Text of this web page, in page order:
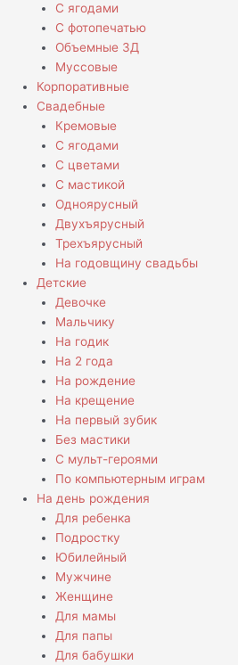
С ягодами
С фотопечатью
Объемные 3Д
Муссовые
Корпоративные
Свадебные
Кремовые
С ягодами
С цветами
С мастикой
Одноярусный
Двухъярусный
Трехъярусный
На годовщину свадьбы
Детские
Девочке
Мальчику
На годик
На 2 года
На рождение
На крещение
На первый зубик
Без мастики
С мульт-героями
По компьютерным играм
На день рождения
Для ребенка
Подростку
Юбилейный
Мужчине
Женщине
Для мамы
Для папы
Для бабушки